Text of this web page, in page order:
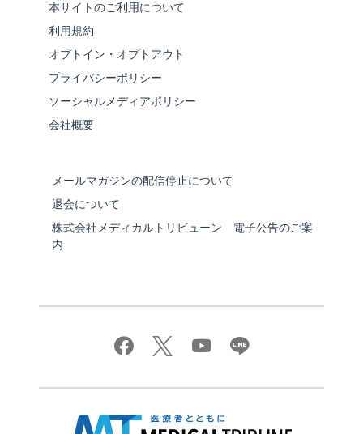
本サイトのご利用について
利用規約
オプトイン・オプトアウト
プライバシーポリシー
ソーシャルメディアポリシー
会社概要
メールマガジンの配信停止について
退会について
株式会社メディカルトリビューン 電子公告のご案
内